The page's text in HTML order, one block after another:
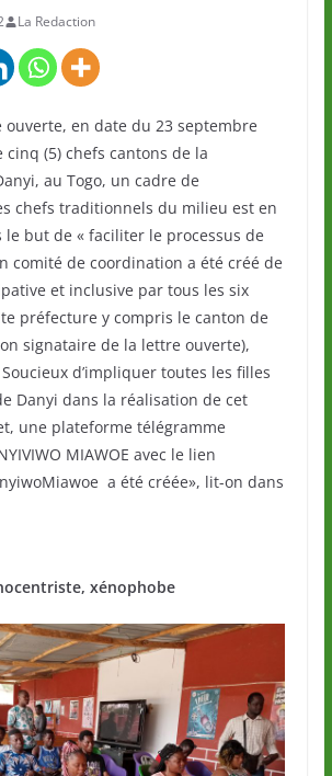
La Redaction
ouverte, en date du 23 septembre
cinq (5) chefs cantons de la
au Togo, un cadre de
chefs traditionnels du milieu est en
le but de « faciliter le processus de
comité de coordination a été créé de
et inclusive par tous les six
préfecture y compris le canton de
signataire de la lettre ouverte),
d’impliquer toutes les filles
Danyi dans la réalisation de cet
une plateforme télégramme
MIAWOE avec le lien
a été créée», lit-on dans
xénophobe